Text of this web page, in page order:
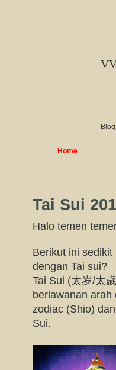
Home
Tai Sui
Halo temen
Berikut ini
dengan Tai sui?
Tai Sui (太岁/太
berlawanan
zodiac (Shio)
Sui.